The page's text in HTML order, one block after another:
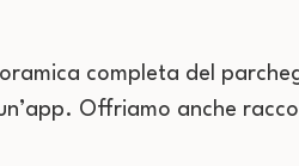
completa del
Offriamo anche